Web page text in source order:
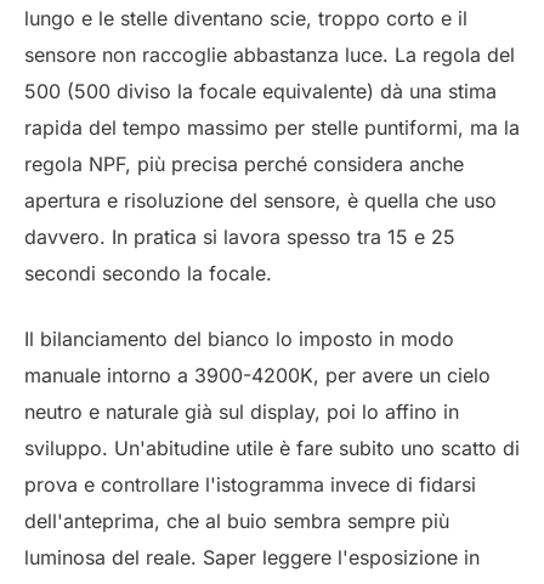
lungo e le stelle diventano scie, troppo corto e il
sensore non raccoglie abbastanza luce. La regola del
500 (500 diviso la focale equivalente) dà una stima
rapida del tempo massimo per stelle puntiformi, ma la
regola NPF, più precisa perché considera anche
apertura e risoluzione del sensore, è quella che uso
davvero. In pratica si lavora spesso tra 15 e 25
secondi secondo la focale.
Il bilanciamento del bianco lo imposto in modo
manuale intorno a 3900-4200K, per avere un cielo
neutro e naturale già sul display, poi lo affino in
sviluppo. Un'abitudine utile è fare subito uno scatto di
prova e controllare l'istogramma invece di fidarsi
dell'anteprima, che al buio sembra sempre più
luminosa del reale. Saper leggere l'esposizione in